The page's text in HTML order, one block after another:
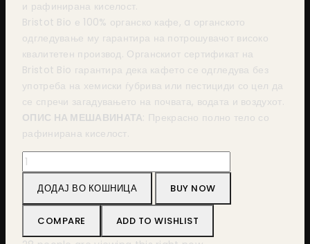
и рафинирана киселост.
Bristot Bio е 100% органско кафе, a органското
одгледување му гарантира на потрошувачот високо
квалитетен производ. Органскиот сертификат на
Bristot Bio гарантира дека кафето се одгледува без
употреба на хемиски ѓубрива или пестициди со цел да
се спречи загадувањето на почвата, водата и воздухот.
ОПИС НА МЕШАВИНАТА: Прекрасно полно тело со
рафинирана киселост.
Bristot
Bio
250g
количина
ДОДАЈ ВО КОШНИЦА BUY NOW
COMPARE ADD TO WISHLIST